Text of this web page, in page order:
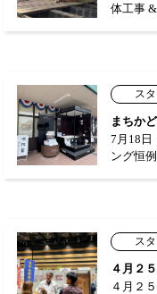
体工事
ス
まちか
7月18
ング恒
ス
４月２
４月２